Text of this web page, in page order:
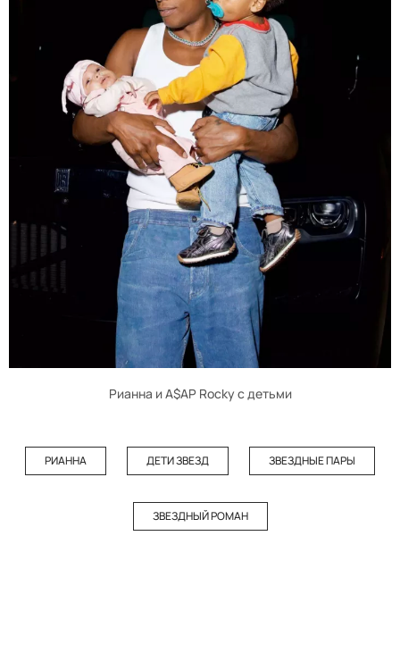
Рианна и A$AP Rocky с детьми
РИАННА ДЕТИ ЗВЕЗД ЗВЕЗДНЫЕ ПАРЫ
ЗВЕЗДНЫЙ РОМАН